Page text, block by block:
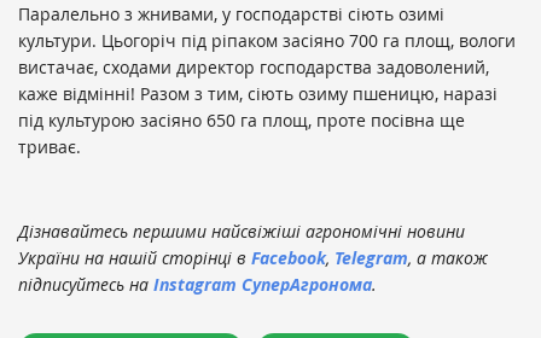
Паралельно з жнивами, у господарстві сіють озимі
культури. Цьогоріч під ріпаком засіяно 700 га площ, вологи
вистачає, сходами директор господарства задоволений,
каже відмінні! Разом з тим, сіють озиму пшеницю, наразі
під культурою засіяно 650 га площ, проте посівна ще
триває.
Дізнавайтесь першими найсвіжіші агрономічні новини
України на нашій сторінці в Facebook, Telegram, а також
підписуйтесь на Instagram СуперАгронома.